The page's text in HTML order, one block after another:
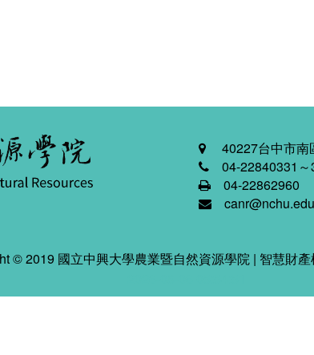
40227台中市南
04-22840331～
04-22862960
© 2019 國立中興大學農業暨自然資源學院 | 智慧財